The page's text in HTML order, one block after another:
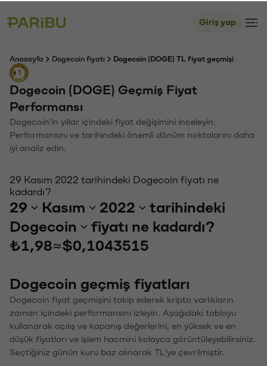
Giriş yap
Anasayfa Dogecoin fiyatı Dogecoin (DOGE) TL fiyat geçmişi
Dogecoin (DOGE) Geçmiş Fiyat
Performansı
Dogecoin'in yıllar içindeki fiyat değişimini inceleyin.
Performansını ve tarihindeki önemli dönüm noktalarını daha
iyi analiz edin.
29 Kasım 2022 tarihindeki Dogecoin fiyatı ne
kadardı?
29 Kasım 2022
tarihindeki
Dogecoin
fiyatı ne kadardı?
₺1,98≈$0,1043515
Dogecoin geçmiş fiyatları
Dogecoin fiyat geçmişini takip ederek kripto varlıkların
zaman içindeki performansını izleyin. Aşağıdaki tabloyu
kullanarak açılış ve kapanış değerlerini, en yüksek ve en
düşük fiyatları ve işlem hacmini kolayca görüntüleyebilirsiniz.
Seçtiğiniz günün kuru baz alınarak TL'ye çevrilmiştir.